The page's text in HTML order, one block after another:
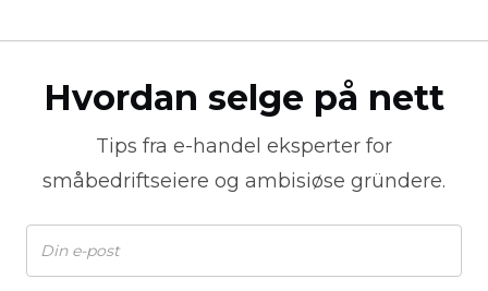
Hvordan selge på nett
Tips fra e-handel eksperter for
småbedriftseiere og ambisiøse gründere.